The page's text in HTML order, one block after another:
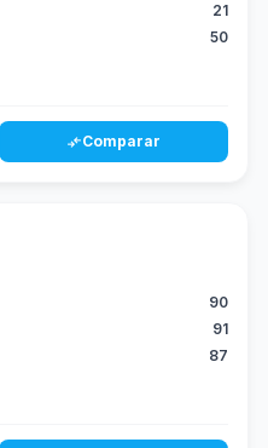
21
50
compare_arrowsComparar
90
91
87